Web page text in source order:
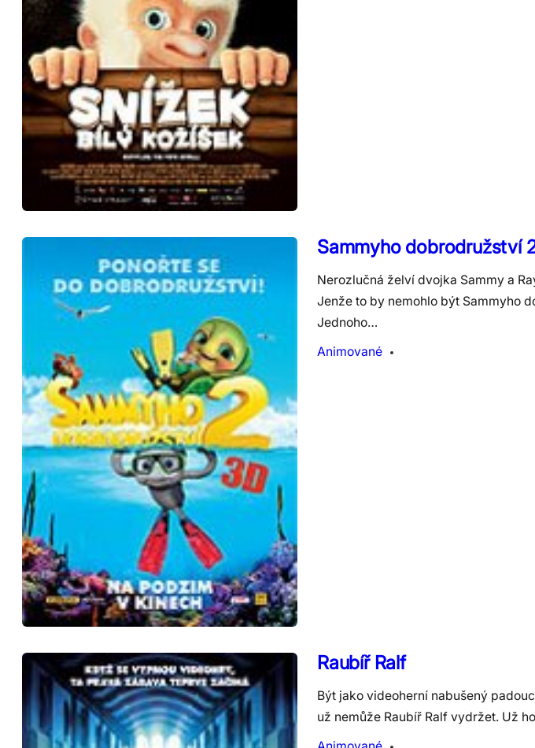
Sammyho dobrodružství
Nerozlučná želví dvojka Sammy a
Jenže to by nemohlo být Sammyho
Jednoho…
Animované
Raubíř Ralf
Být jako videoherní nabušený
už nemůže Raubíř Ralf vydržet. Už